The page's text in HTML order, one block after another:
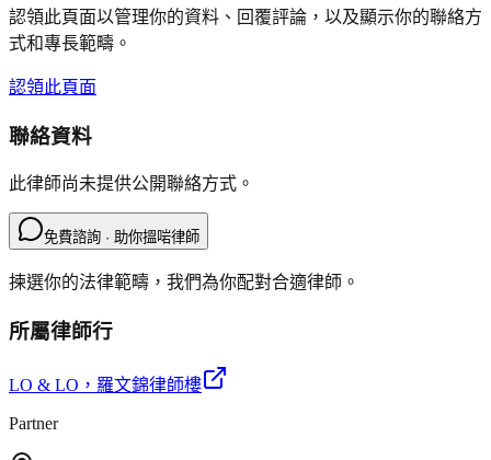
認領此頁面以管理你的資料、回覆評論，以及顯示你的聯絡方
式和專長範疇。
認領此頁面
聯絡資料
此律師尚未提供公開聯絡方式。
免費諮詢 · 助你搵啱律師
揀選你的法律範疇，我們為你配對合適律師。
所屬律師行
LO & LO ，羅文錦律師樓
Partner